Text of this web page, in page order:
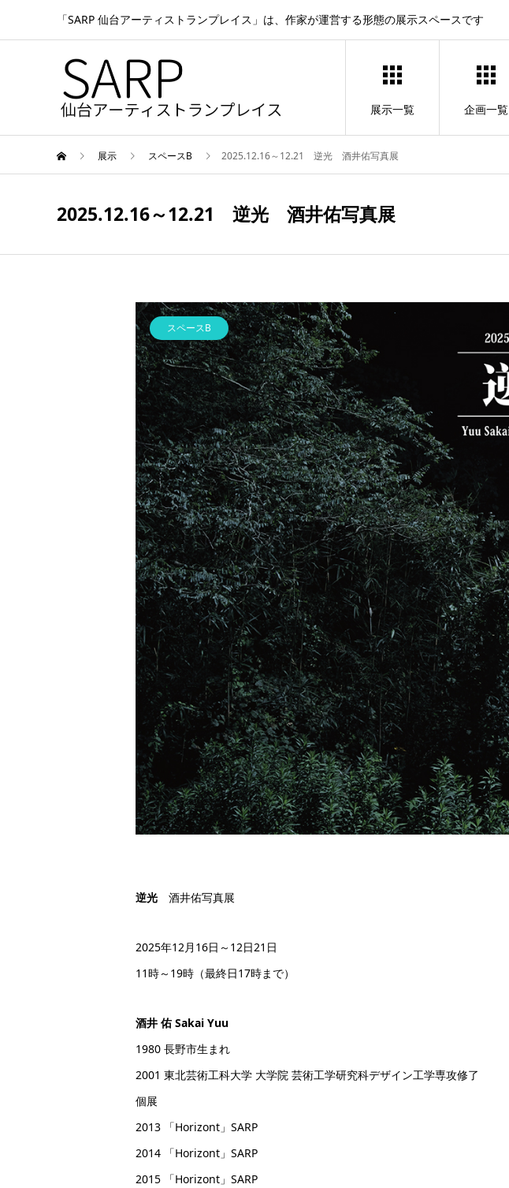
「SARP 仙台アーティストランプレイス」は、作家が運営する形態の展示スペースです
展示一覧 企画一覧
展示 スペースB 2025.12.16～12.21 逆光 酒井佑写真展
2025.12.16～12.21 逆光 酒井佑写真展
スペースB
逆光 酒井佑写真展
2025年12月16日～12日21日
11時～19時（最終日17時まで）
酒井 佑 Sakai Yuu
1980 長野市生まれ
2001 東北芸術工科大学 大学院 芸術工学研究科デザイン工学専攻修了
個展
2013 「Horizont」SARP
2014 「Horizont」SARP
2015 「Horizont」SARP